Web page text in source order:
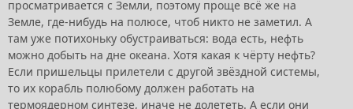
просматривается с Земли, поэтому проще всё же на
Земле, где-нибудь на полюсе, чтоб никто не заметил. А
там уже потихоньку обустраиваться: вода есть, нефть
можно добыть на дне океана. Хотя какая к чёрту нефть?
Если пришельцы прилетели с другой звёздной системы,
то их корабль полюбому должен работать на
термоядерном синтезе, иначе не долететь. А если они